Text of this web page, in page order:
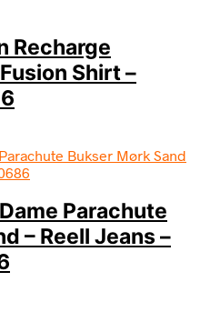
Recharge
Shirt –
Parachute
– Reell Jeans –